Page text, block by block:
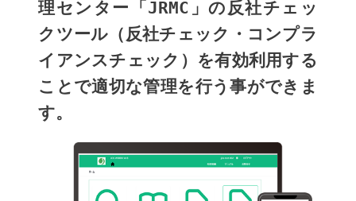
理センター「JRMC」の反社チェッ
クツール（反社チェック・コンプラ
イアンスチェック）を有効利用する
ことで適切な管理を行う事ができま
す。